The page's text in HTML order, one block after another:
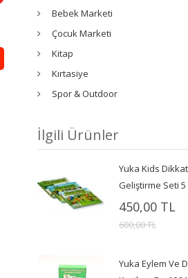
Bebek Marketi
Çocuk Marketi
Kitap
Kırtasiye
Spor & Outdoor
İlgili Ürünler
Yuka Kids Dikkat
Geliştirme Seti 5
450,00 TL
600,00 TL
Yuka Eylem Ve